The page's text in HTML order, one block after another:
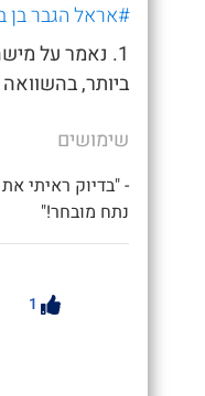
#אראל הגבר בן
1. נאמר על
ביותר,
שימושים
- "בדיוק ראיתי
נתח מובחר!"
1